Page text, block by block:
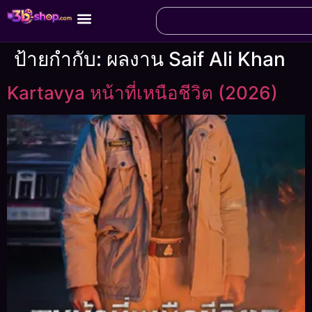
ป้ายกำกับ: ผลงาน Saif Ali Khan
Kartavya หน้าที่เหนือชีวิต (2026)